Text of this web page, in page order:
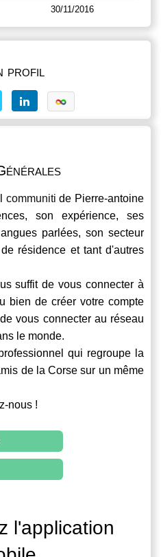
30/11/2016
profil
communiti de Pierre-antoine
son expérience, ses
parlées, son secteur
résidence et tant d'autres
suffit de vous connecter à
bien de créer votre compte
vous connecter au réseau
le monde.
qui regroupe la
de la Corse sur un même
nous !
l'application